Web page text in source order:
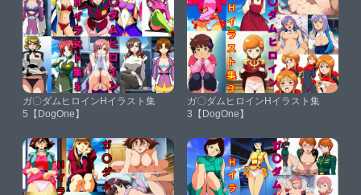
ガ〇ダムヒロインHイラスト集
5【DogOne】
ガ〇ダムヒロインHイラスト集
3【DogOne】